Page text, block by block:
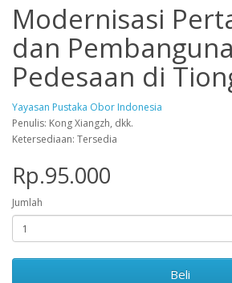
Modernisasi
dan
Pedesaan di
Yayasan Pustaka Obor Indonesia
Penulis: Kong Xiangzh, dkk.
Ketersediaan: Tersedia
Rp.95.000
Jumlah
Beli